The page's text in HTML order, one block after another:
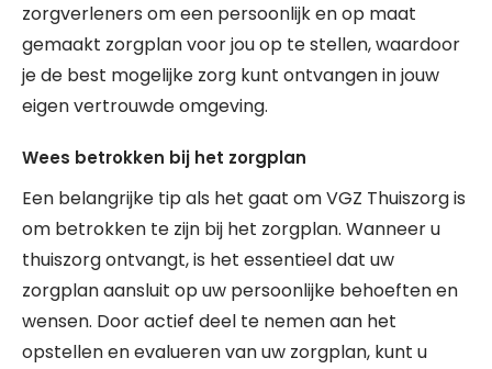
zorgverleners om een persoonlijk en op maat
gemaakt zorgplan voor jou op te stellen, waardoor
je de best mogelijke zorg kunt ontvangen in jouw
eigen vertrouwde omgeving.
Wees betrokken bij het zorgplan
Een belangrijke tip als het gaat om VGZ Thuiszorg is
om betrokken te zijn bij het zorgplan. Wanneer u
thuiszorg ontvangt, is het essentieel dat uw
zorgplan aansluit op uw persoonlijke behoeften en
wensen. Door actief deel te nemen aan het
opstellen en evalueren van uw zorgplan, kunt u